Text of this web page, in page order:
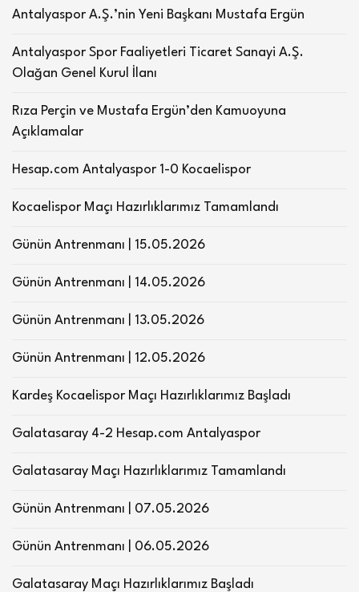
Antalyaspor A.Ş.’nin Yeni Başkanı Mustafa Ergün
Antalyaspor Spor Faaliyetleri Ticaret Sanayi A.Ş.
Olağan Genel Kurul İlanı
Rıza Perçin ve Mustafa Ergün’den Kamuoyuna
Açıklamalar
Hesap.com Antalyaspor 1-0 Kocaelispor
Kocaelispor Maçı Hazırlıklarımız Tamamlandı
Günün Antrenmanı | 15.05.2026
Günün Antrenmanı | 14.05.2026
Günün Antrenmanı | 13.05.2026
Günün Antrenmanı | 12.05.2026
Kardeş Kocaelispor Maçı Hazırlıklarımız Başladı
Galatasaray 4-2 Hesap.com Antalyaspor
Galatasaray Maçı Hazırlıklarımız Tamamlandı
Günün Antrenmanı | 07.05.2026
Günün Antrenmanı | 06.05.2026
Galatasaray Maçı Hazırlıklarımız Başladı